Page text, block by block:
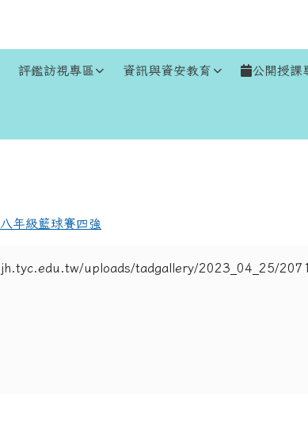
評鑑訪視專區 資訊與資安教育 公開授課
八年級籃球賽四強